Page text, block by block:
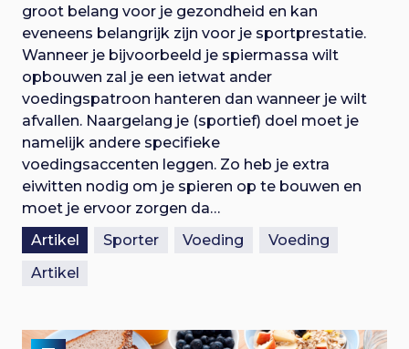
groot belang voor je gezondheid en kan
eveneens belangrijk zijn voor je sportprestatie.
Wanneer je bijvoorbeeld je spiermassa wilt
opbouwen zal je een ietwat ander
voedingspatroon hanteren dan wanneer je wilt
afvallen. Naargelang je (sportief) doel moet je
namelijk andere specifieke
voedingsaccenten leggen. Zo heb je extra
eiwitten nodig om je spieren op te bouwen en
moet je ervoor zorgen da…
Artikel
Sporter Voeding
Voeding
Artikel